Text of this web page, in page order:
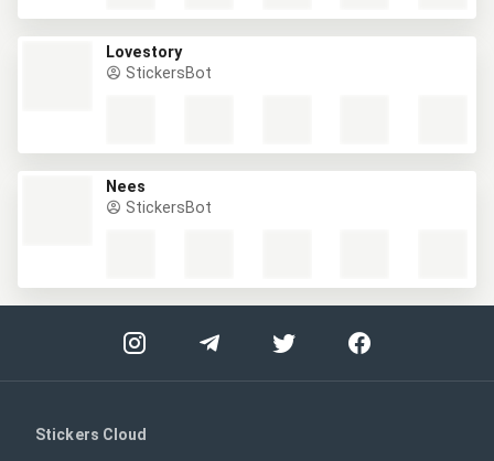
Lovestory
StickersBot
Nees
StickersBot
Stickers Cloud